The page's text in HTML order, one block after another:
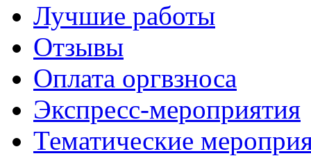
Лучшие работы
Отзывы
Оплата оргвзноса
Экспресс-мероприятия
Тематические